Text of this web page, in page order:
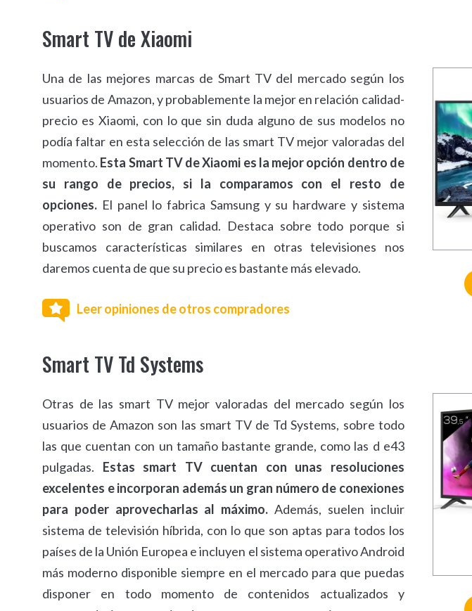
Smart TV de Xiaomi
Una de las mejores marcas de Smart TV del mercado según los
usuarios de Amazon, y probablemente la mejor en relación calidad-
precio es Xiaomi, con lo que sin duda alguno de sus modelos no
podía faltar en esta selección de las smart TV mejor valoradas del
momento. Esta Smart TV de Xiaomi es la mejor opción dentro de
su rango de precios, si la comparamos con el resto de
opciones. El panel lo fabrica Samsung y su hardware y sistema
operativo son de gran calidad. Destaca sobre todo porque si
buscamos características similares en otras televisiones nos
daremos cuenta de que su precio es bastante más elevado.
Leer opiniones de otros compradores
Smart TV Td Systems
Otras de las smart TV mejor valoradas del mercado según los
usuarios de Amazon son las smart TV de Td Systems, sobre todo
las que cuentan con un tamaño bastante grande, como las d e43
pulgadas. Estas smart TV cuentan con unas resoluciones
excelentes e incorporan además un gran número de conexiones
para poder aprovecharlas al máximo.Además, suelen incluir
sistema de televisión híbrida, con lo que son aptas para todos los
países de la Unión Europea e incluyen el sistema operativo Android
más moderno disponible siempre en el mercado para que puedas
disponer en todo momento de contenidos actualizados y